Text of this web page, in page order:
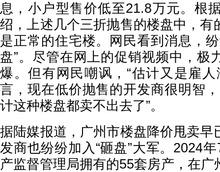
息，小户型售价低至21.8万元。根
绍，上述几个三折抛售的楼盘中，有
是正常的住宅楼。网民看到消息，
盘”。尽管在网上的促销视频中，极
爆。但有网民嘲讽，“估计又是雇
言，现在低价抛售的开发商很明智
计这种楼盘都卖不出去了”。
据陆媒报道，广州市楼盘降价甩卖早
发商也纷纷加入“砸盘”大军。2024
产监督管理局拥有的55套房产，在广